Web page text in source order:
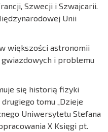
Szwecji i Szwajcarii.
Unii
większości astronomii
gwiazdowych i problemu
się historią fizyki
tomu „Dzieje
Uniwersytetu Stefana
X Księgi pt.